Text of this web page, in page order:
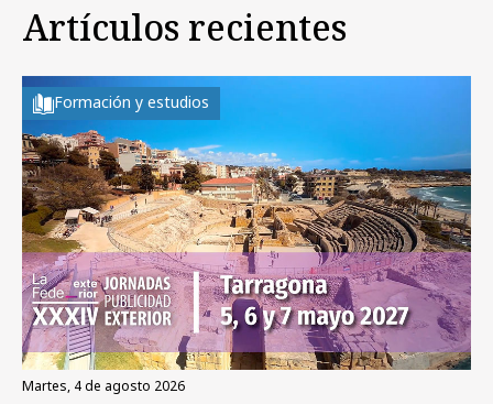
Artículos recientes
Formación y estudios
martes, 4 de agosto 2026